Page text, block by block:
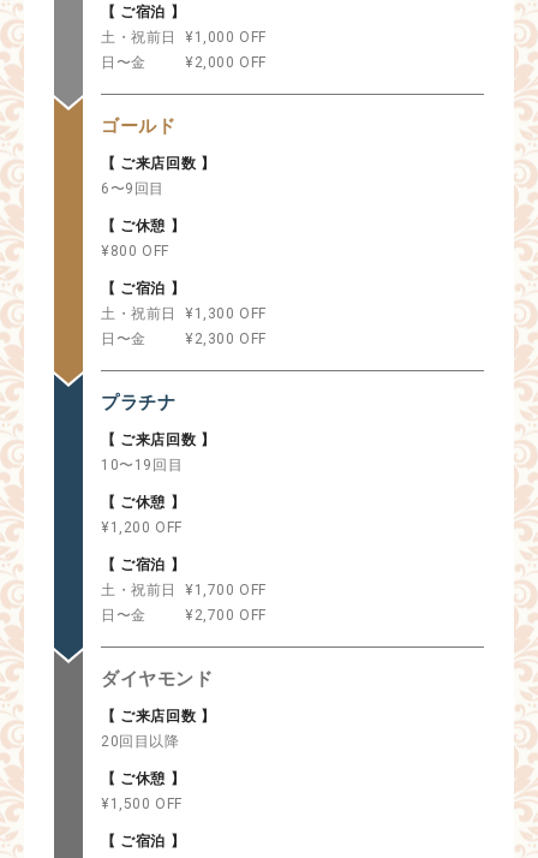
【 ご宿泊 】
土・祝前日
¥1,000 OFF
日〜金
¥2,000 OFF
ゴールド
【 ご来店回数 】
6〜9回目
【 ご休憩 】
¥800 OFF
【 ご宿泊 】
土・祝前日
¥1,300 OFF
日〜金
¥2,300 OFF
プラチナ
【 ご来店回数 】
10〜19回目
【 ご休憩 】
¥1,200 OFF
【 ご宿泊 】
土・祝前日
¥1,700 OFF
日〜金
¥2,700 OFF
ダイヤモンド
【 ご来店回数 】
20回目以降
【 ご休憩 】
¥1,500 OFF
【 ご宿泊 】